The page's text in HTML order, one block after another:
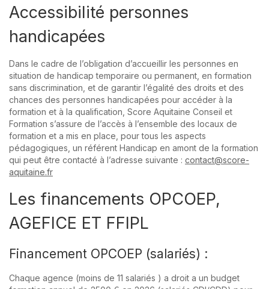
Accessibilité personnes
handicapées
Dans le cadre de l’obligation d’accueillir les personnes en
situation de handicap temporaire ou permanent, en formation
sans discrimination, et de garantir l’égalité des droits et des
chances des personnes handicapées pour accéder à la
formation et à la qualification, Score Aquitaine Conseil et
Formation s’assure de l’accès à l’ensemble des locaux de
formation et a mis en place, pour tous les aspects
pédagogiques, un référent Handicap en amont de la formation
qui peut être contacté à l’adresse suivante : contact@score-
aquitaine.fr
Les financements OPCOEP,
AGEFICE ET FFIPL
Financement OPCOEP (salariés) :
Chaque agence (moins de 11 salariés ) a droit a un budget